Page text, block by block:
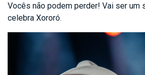
Vocês não podem perder! Vai ser um
celebra Xororó.